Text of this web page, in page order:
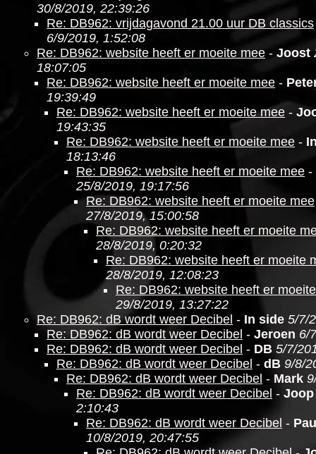
30/8/2019, 22:39:26
Re: DB962: vrijdagavond 21.00 uur DB classics
6/9/2019, 1:52:08
Re: DB962: website heeft er moeite mee - Joost
18:07:05
Re: DB962: website heeft er moeite mee -
19:39:49
Re: DB962: website heeft er moeite mee -
19:43:35
Re: DB962: website heeft er moeite mee -
18:13:46
Re: DB962: website heeft er moeite mee -
25/8/2019, 19:17:56
Re: DB962: website heeft er moeite mee
27/8/2019, 15:00:58
Re: DB962: website heeft er moeite
28/8/2019, 0:20:32
Re: DB962: website heeft er moeite
28/8/2019, 12:08:23
Re: DB962: website heeft er
29/8/2019, 13:27:22
Re: DB962: dB wordt weer Decibel - In side 5/7/
Re: DB962: dB wordt weer Decibel - Jeroen 6/
Re: DB962: dB wordt weer Decibel - DB 5/7/
Re: DB962: dB wordt weer Decibel - dB 9/8/
Re: DB962: dB wordt weer Decibel - Mark
Re: DB962: dB wordt weer Decibel - Joop
2:10:43
Re: DB962: dB wordt weer Decibel -
10/8/2019, 20:47:55